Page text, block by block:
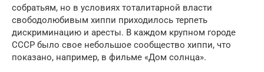
собратьям, но в условиях тоталитарной власти
свободолюбивым хиппи приходилось терпеть
дискриминацию и аресты. В каждом крупном городе
СССР было свое небольшое сообщество хиппи, что
показано, например, в фильме «Дом солнца».